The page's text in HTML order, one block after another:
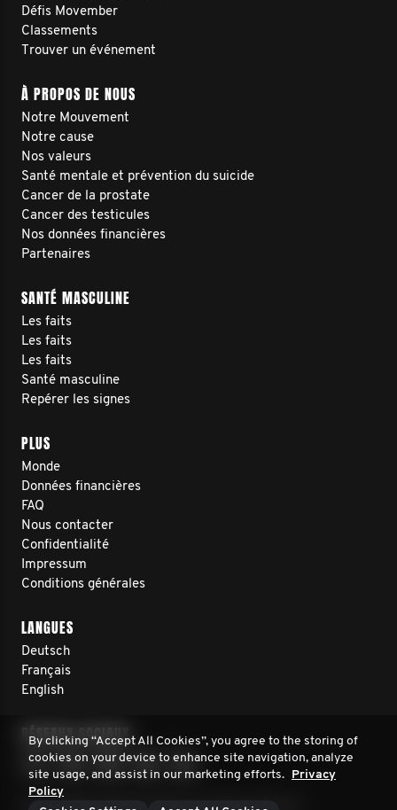
Défis Movember
Classements
Trouver un événement
À PROPOS DE NOUS
Notre Mouvement
Notre cause
Nos valeurs
Santé mentale et prévention du suicide
Cancer de la prostate
Cancer des testicules
Nos données financières
Partenaires
SANTÉ MASCULINE
Les faits
Les faits
Les faits
Santé masculine
Repérer les signes
PLUS
Monde
Données financières
FAQ
Nous contacter
Confidentialité
Impressum
Conditions générales
LANGUES
Deutsch
Français
English
RÉSEAUX SOCIAUX
By clicking “Accept All Cookies”, you agree to the storing of
cookies on your device to enhance site navigation, analyze
site usage, and assist in our marketing efforts. Privacy
Policy